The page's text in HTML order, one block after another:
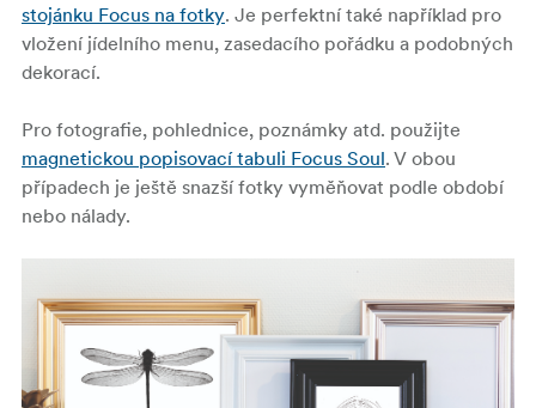
stojánku Focus na fotky. Je perfektní také například pro
vložení jídelního menu, zasedacího pořádku a podobných
dekorací.
Pro fotografie, pohlednice, poznámky atd. použijte
magnetickou popisovací tabuli Focus Soul. V obou
případech je ještě snazší fotky vyměňovat podle období
nebo nálady.